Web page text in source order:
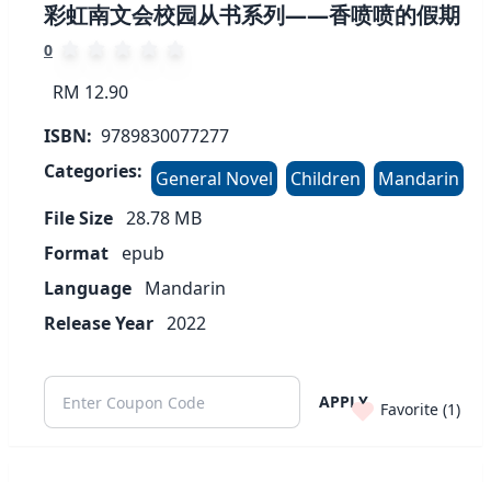
彩虹南文会校园从书系列——香喷喷的假期
0
RM 12.90
ISBN: 9789830077277
Categories:
General Novel Children
Mandarin
File Size 28.78 MB
Format epub
Language Mandarin
Release Year 2022
APPLY Favorite (1)